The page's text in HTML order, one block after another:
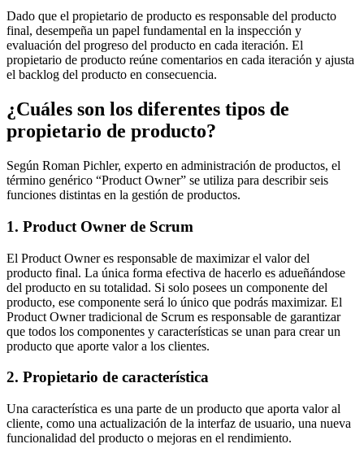
Dado que el propietario de producto es responsable del producto
final, desempeña un papel fundamental en la inspección y
evaluación del progreso del producto en cada iteración. El
propietario de producto reúne comentarios en cada iteración y ajusta
el backlog del producto en consecuencia.
¿Cuáles son los diferentes tipos de
propietario de producto?
Según Roman Pichler, experto en administración de productos, el
término genérico “Product Owner” se utiliza para describir seis
funciones distintas en la gestión de productos.
1. Product Owner de Scrum
El Product Owner es responsable de maximizar el valor del
producto final. La única forma efectiva de hacerlo es adueñándose
del producto en su totalidad. Si solo posees un componente del
producto, ese componente será lo único que podrás maximizar. El
Product Owner tradicional de Scrum es responsable de garantizar
que todos los componentes y características se unan para crear un
producto que aporte valor a los clientes.
2. Propietario de característica
Una característica es una parte de un producto que aporta valor al
cliente, como una actualización de la interfaz de usuario, una nueva
funcionalidad del producto o mejoras en el rendimiento.